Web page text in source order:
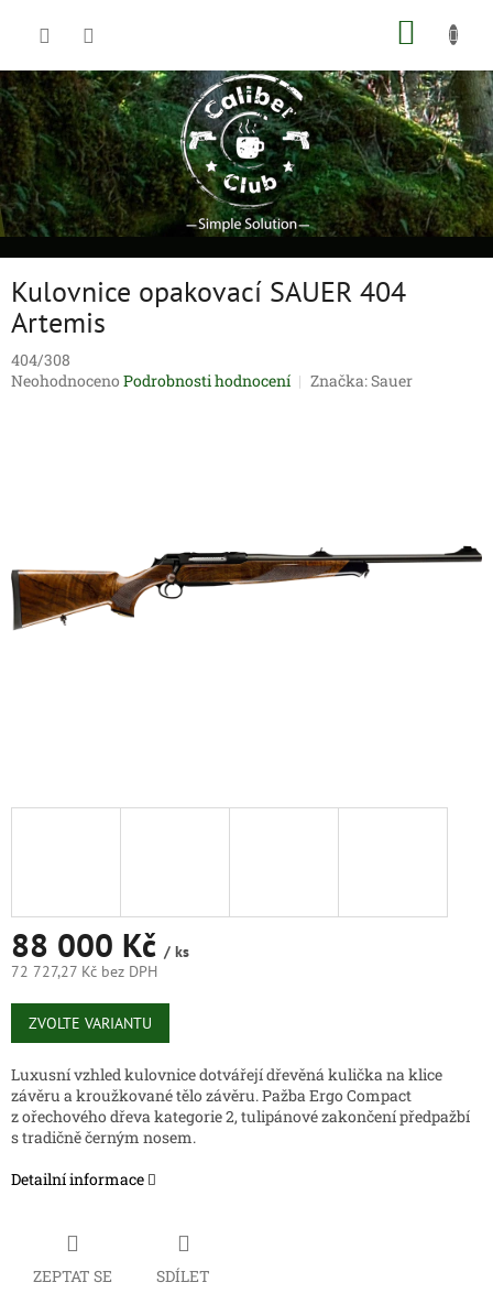
Kulovnice opakovací SAUER 404
Artemis
404/308
Průměrné
Neohodnoceno Podrobnosti hodnocení Značka:Sauer
88 000 Kč / ks
72 727,27 Kč bez DPH
Měrná
cena:
ZVOLTE VARIANTU
Luxusní vzhled kulovnice dotvářejí dřevěná kulička na klice
závěru a kroužkované tělo závěru. Pažba Ergo Compact
z ořechového dřeva kategorie 2, tulipánové zakončení předpažbí
s tradičně černým nosem.
Detailní informace
ZEPTAT SE SDÍLET